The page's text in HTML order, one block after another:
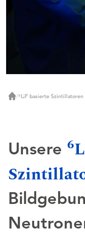
Start
/⁶LiF basierte Szintillatoren
Unsere 6